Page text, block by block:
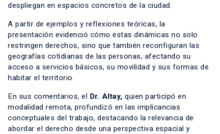
despliegan en espacios concretos de la ciudad.
A partir de ejemplos y reflexiones teóricas, la
presentación evidenció cómo estas dinámicas no solo
restringen derechos, sino que también reconfiguran las
geografías cotidianas de las personas, afectando su
acceso a servicios básicos, su movilidad y sus formas de
habitar el territorio.
En sus comentarios, el Dr. Altay, quien participó en
modalidad remota, profundizó en las implicancias
conceptuales del trabajo, destacando la relevancia de
abordar el derecho desde una perspectiva espacial y